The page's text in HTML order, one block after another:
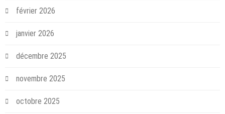
février 2026
janvier 2026
décembre 2025
novembre 2025
octobre 2025